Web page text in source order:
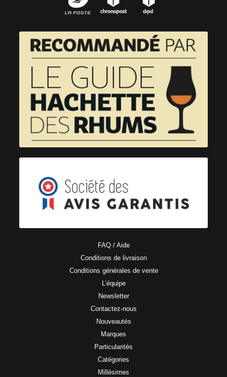
FAQ / Aide
Conditions de livraison
Conditions générales de vente
L’équipe
Newsletter
Contactez-nous
Nouveautés
Marques
Particularités
Catégories
Millésimes